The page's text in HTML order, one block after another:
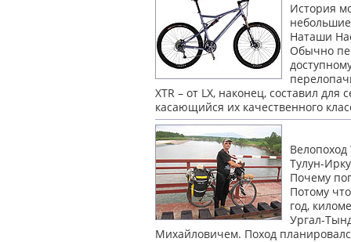
История
Наташи
Обычно
XTR – от LX, наконец, составил
касающийся их качественного
Тулун-
Почему
Потому
год,
Ургал-
Михайловичем. Поход